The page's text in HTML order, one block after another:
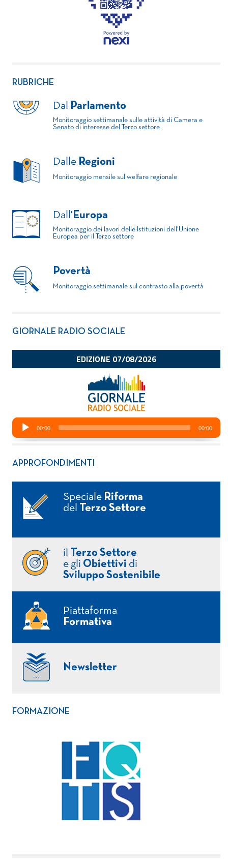
RUBRICHE
Dal Parlamento
Monitoraggio settimanale sulle attività di Camera e
Senato di interesse del Terzo settore
Dalle Regioni
Monitoraggio mensile sul welfare regionale
Dall' Europa
Monitoraggio dei lavori delle Istituzioni dell'Unione
Europea per il Terzo settore
Povertà
Monitoraggio settimanale sul contrasto alla povertà
GIORNALE RADIO SOCIALE
APPROFONDIMENTI
Speciale Riforma
del
Terzo Settore
il
Terzo Settore
e gli Obiettivi di
Sviluppo Sostenibile
Piattaforma
Formativa
Newsletter
FORMAZIONE